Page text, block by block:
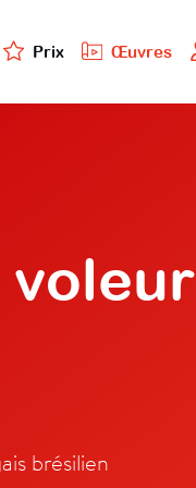
Prix Œuvres
voleur
brésilien